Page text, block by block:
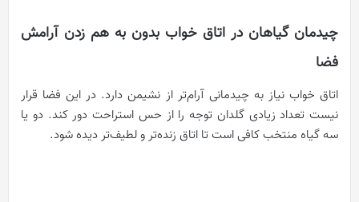
چیدمان گیاهان در اتاق خواب بدون به هم زدن آرامش
فضا
اتاق خواب نیاز به چیدمانی آرام‌تر از نشیمن دارد. در این فضا قرار
نیست تعداد زیادی گلدان توجه را از حس استراحت دور کند. دو یا
سه گیاه منتخب کافی است تا اتاق زنده‌تر و لطیف‌تر دیده شود.